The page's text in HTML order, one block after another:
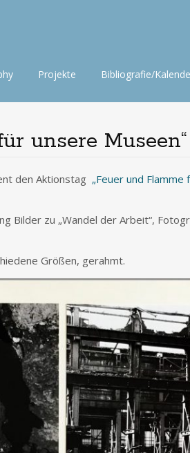
Projekte Bibliografie/
unsere Museen“
den Aktionstag „Feuer und Flamme
Bilder zu „Wandel der Arbeit“,
Größen, gerahmt.